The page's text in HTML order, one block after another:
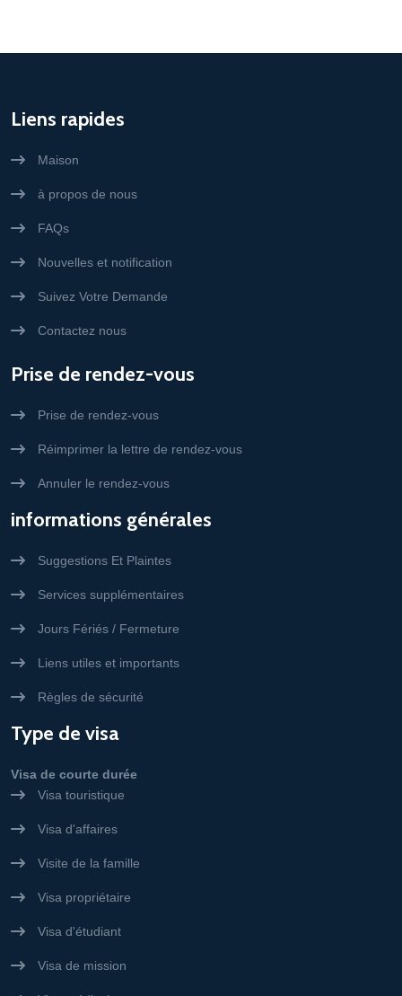
Liens rapides
Maison
à propos de nous
FAQs
Nouvelles et notification
Suivez Votre Demande
Contactez nous
Prise de rendez-vous
Prise de rendez-vous
Réimprimer la lettre de rendez-vous
Annuler le rendez-vous
informations générales
Suggestions Et Plaintes
Services supplémentaires
Jours Fériés / Fermeture
Liens utiles et importants
Règles de sécurité
Type de visa
Visa de courte durée
Visa touristique
Visa d'affaires
Visite de la famille
Visa propriétaire
Visa d'étudiant
Visa de mission